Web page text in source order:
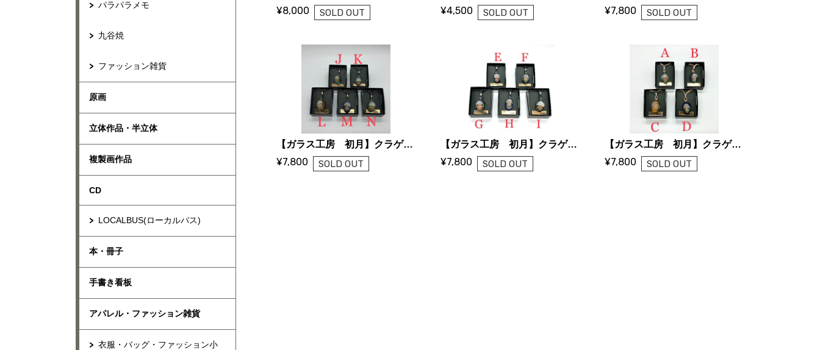
パラパラメモ
九谷焼
ファッション雑貨
原画
立体作品・半立体
複製画作品
CD
LOCALBUS(ローカルバス)
本・冊子
手書き看板
アパレル・ファッション雑貨
衣服・バッグ・ファッション小
¥8,000 SOLD OUT ¥4,500 SOLD OUT ¥7,800 SOLD OUT
【ガラス工房 初月】クラゲのネックレス J〜N
¥7,800 SOLD OUT
【ガラス工房 初月】クラゲのネックレス E〜I
¥7,800 SOLD OUT
【ガラス工房 初月】クラゲのネックレス A〜D
¥7,800 SOLD OUT